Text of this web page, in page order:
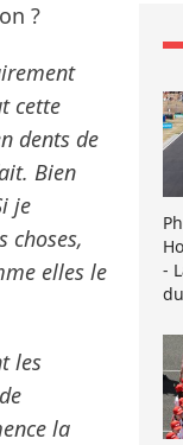
?
cette
dents de
Bien
je
choses,
elles le
les
la
-